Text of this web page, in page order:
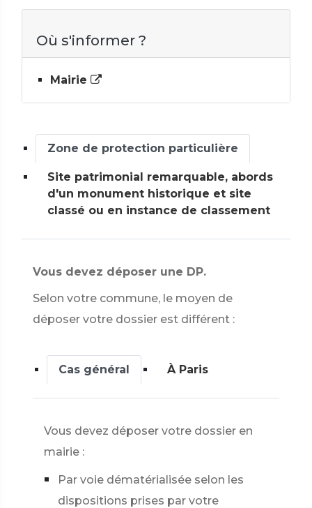
Où s'informer ?
Mairie
Zone de protection particulière
Site patrimonial remarquable, abords
d'un monument historique et site
classé ou en instance de classement
Vous devez déposer une DP.
Selon votre commune, le moyen de
déposer votre dossier est différent :
Cas général À Paris
Vous devez déposer votre dossier en
mairie :
Par voie dématérialisée selon les
dispositions prises par votre